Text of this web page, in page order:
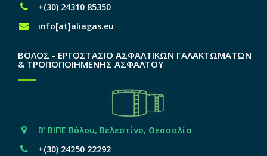
+(30) 24310 85350
info[at]aliagas.eu
ΒΟΛΟΣ - ΕΡΓΟΣΤΑΣΙΟ ΑΣΦΑΛΤΙΚΩΝ ΓΑΛΑΚΤΩΜΑΤΩΝ
& ΤΡΟΠΟΠΟΙΗΜΕΝΗΣ ΑΣΦΑΛΤΟΥ
Β' ΒΙΠΕ Βόλου, Βελεστίνο, Θεσσαλία
+(30) 24250 22292